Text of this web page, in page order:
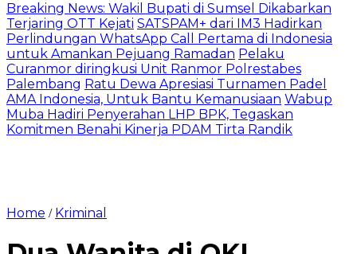
Breaking News: Wakil Bupati di Sumsel Dikabarkan
Terjaring OTT Kejati SATSPAM+ dari IM3 Hadirkan
Perlindungan WhatsApp Call Pertama di Indonesia
untuk Amankan Pejuang Ramadan Pelaku
Curanmor diringkusi Unit Ranmor Polrestabes
Palembang Ratu Dewa Apresiasi Turnamen Padel
AMA Indonesia, Untuk Bantu Kemanusiaan Wabup
Muba Hadiri Penyerahan LHP BPK, Tegaskan
Komitmen Benahi Kinerja PDAM Tirta Randik
Home / Kriminal